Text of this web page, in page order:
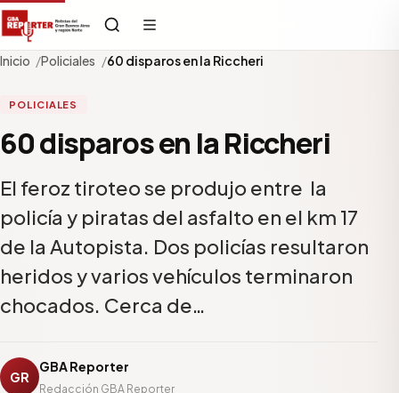
Inicio Policiales 60 disparos en la Riccheri
POLICIALES
60 disparos en la Riccheri
El feroz tiroteo se produjo entre la
policía y piratas del asfalto en el km 17
de la Autopista. Dos policías resultaron
heridos y varios vehículos terminaron
chocados. Cerca de…
GR
GBA Reporter
Redacción GBA Reporter